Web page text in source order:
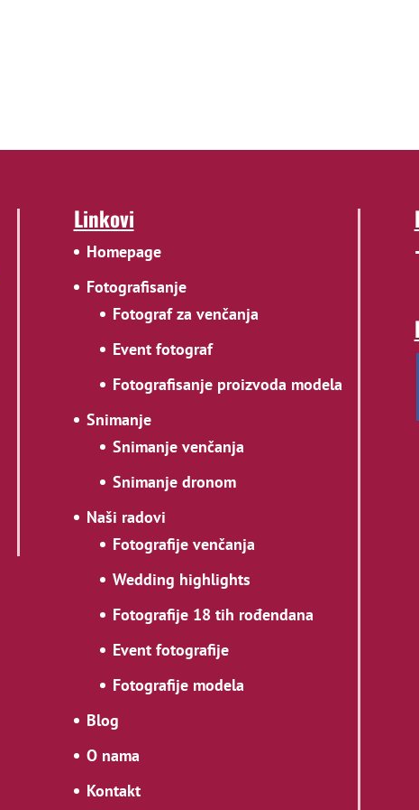
Linkovi
Homepage
Fotografisanje
Fotograf za venčanja
Event fotograf
Fotografisanje proizvoda modela
Snimanje
Snimanje venčanja
Snimanje dronom
Naši radovi
Fotografije venčanja
Wedding highlights
Fotografije 18 tih rođendana
Event fotografije
Fotografije modela
Blog
O nama
Kontakt